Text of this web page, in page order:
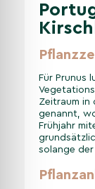
Für Prunus
Zeitraum in
genannt,
Frühjahr
solange